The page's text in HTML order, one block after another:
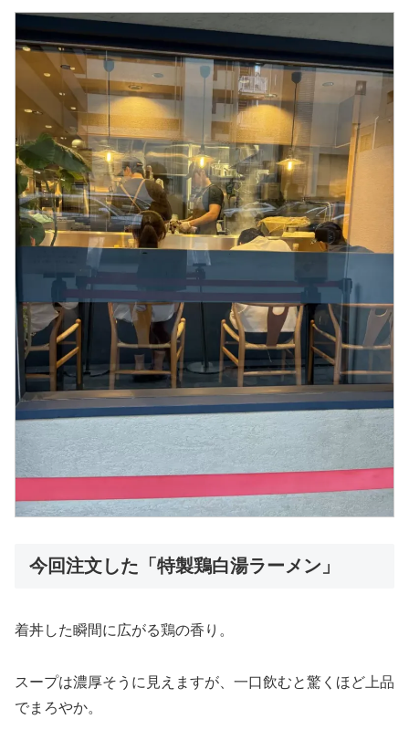
今回注文した「特製鶏白湯ラーメン」
着丼した瞬間に広がる鶏の香り。
スープは濃厚そうに見えますが、一口飲むと驚くほど上品
でまろやか。